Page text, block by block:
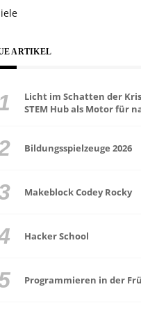
ARTIKEL
Licht im Schatten der
STEM Hub als Motor für
Bildungsspielzeuge 2026
Makeblock Codey Rocky
Hacker School
Programmieren in der